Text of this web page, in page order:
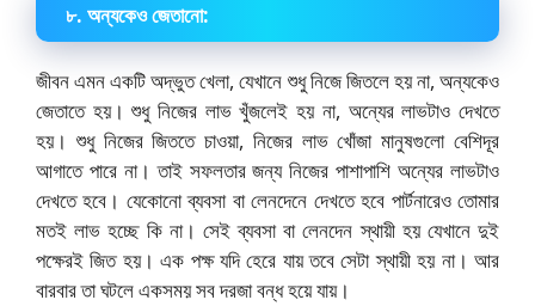
৮. অন্যকেও জেতানো:
জীবন এমন একটি অদ্ভুত খেলা, যেখানে শুধু নিজে জিতলে হয় না, অন্যকেও
জেতাতে হয়। শুধু নিজের লাভ খুঁজলেই হয় না, অন্যের লাভটাও দেখতে
হয়। শুধু নিজের জিততে চাওয়া, নিজের লাভ খোঁজা মানুষগুলো বেশিদূর
আগাতে পারে না। তাই সফলতার জন্য নিজের পাশাপাশি অন্যের লাভটাও
দেখতে হবে। যেকোনো ব্যবসা বা লেনদেনে দেখতে হবে পার্টনারেও তোমার
মতই লাভ হচ্ছে কি না। সেই ব্যবসা বা লেনদেন স্থায়ী হয় যেখানে দুই
পক্ষেরই জিত হয়। এক পক্ষ যদি হেরে যায় তবে সেটা স্থায়ী হয় না। আর
বারবার তা ঘটলে একসময় সব দরজা বন্ধ হয়ে যায়।